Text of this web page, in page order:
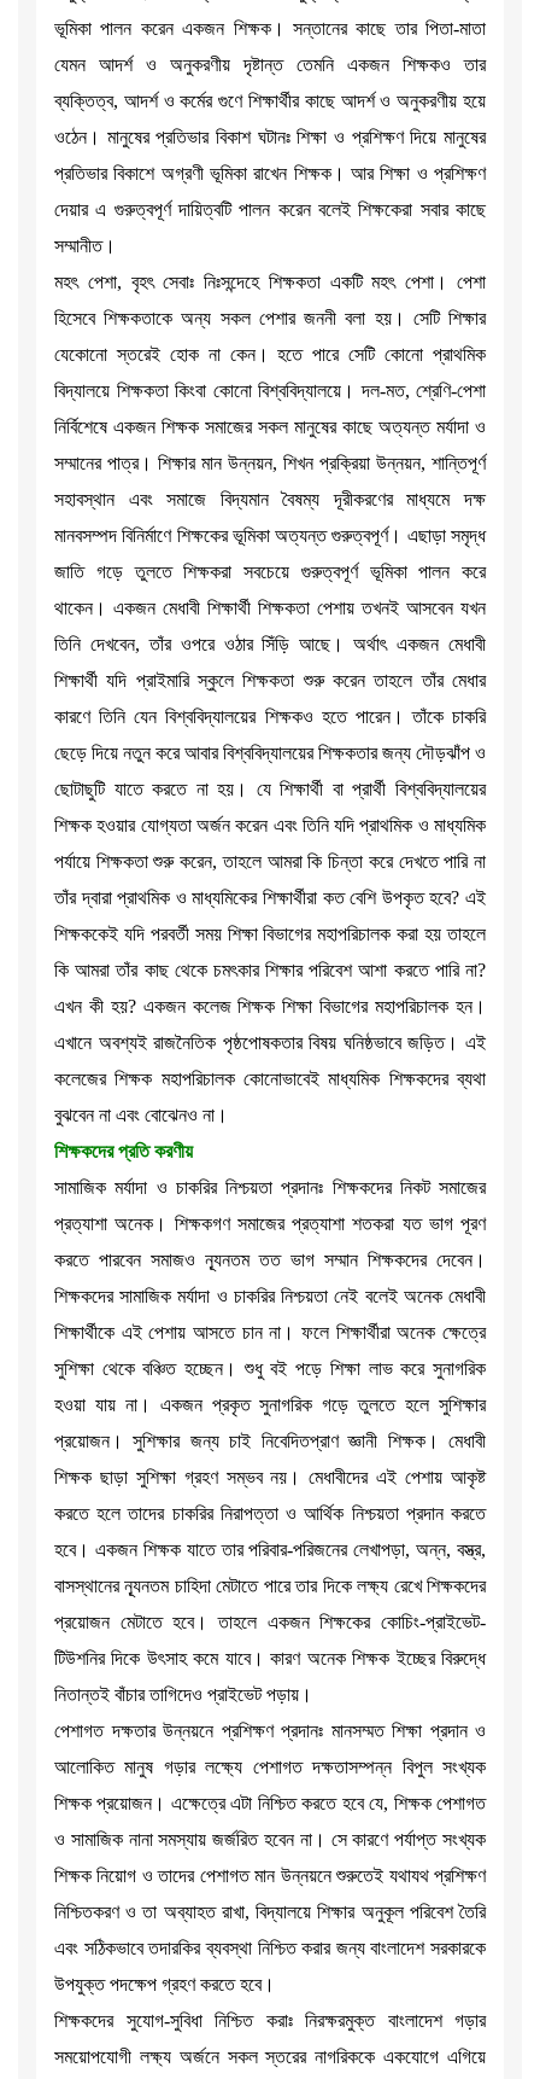
ভূমিকা পালন করেন একজন শিক্ষক। সন্তানের কাছে তার পিতা-মাতা
যেমন আদর্শ ও অনুকরণীয় দৃষ্টান্ত তেমনি একজন শিক্ষকও তার
ব্যক্তিত্ব, আদর্শ ও কর্মের গুণে শিক্ষার্থীর কাছে আদর্শ ও অনুকরণীয় হয়ে
ওঠেন। মানুষের প্রতিভার বিকাশ ঘটানঃ শিক্ষা ও প্রশিক্ষণ দিয়ে মানুষের
প্রতিভার বিকাশে অগ্রণী ভূমিকা রাখেন শিক্ষক। আর শিক্ষা ও প্রশিক্ষণ
দেয়ার এ গুরুত্বপূর্ণ দায়িত্বটি পালন করেন বলেই শিক্ষকেরা সবার কাছে
সম্মানীত।
মহৎ পেশা, বৃহৎ সেবাঃ নিঃসন্দেহে শিক্ষকতা একটি মহৎ পেশা। পেশা
হিসেবে শিক্ষকতাকে অন্য সকল পেশার জননী বলা হয়। সেটি শিক্ষার
যেকোনো স্তরেই হোক না কেন। হতে পারে সেটি কোনো প্রাথমিক
বিদ্যালয়ে শিক্ষকতা কিংবা কোনো বিশ্ববিদ্যালয়ে। দল-মত, শ্রেণি-পেশা
নির্বিশেষে একজন শিক্ষক সমাজের সকল মানুষের কাছে অত্যন্ত মর্যাদা ও
সম্মানের পাত্র। শিক্ষার মান উন্নয়ন, শিখন প্রক্রিয়া উন্নয়ন, শান্তিপূর্ণ
সহাবস্থান এবং সমাজে বিদ্যমান বৈষম্য দূরীকরণের মাধ্যমে দক্ষ
মানবসম্পদ বিনির্মাণে শিক্ষকের ভূমিকা অত্যন্ত গুরুত্বপূর্ণ। এছাড়া সমৃদ্ধ
জাতি গড়ে তুলতে শিক্ষকরা সবচেয়ে গুরুত্বপূর্ণ ভূমিকা পালন করে
থাকেন। একজন মেধাবী শিক্ষার্থী শিক্ষকতা পেশায় তখনই আসবেন যখন
তিনি দেখবেন, তাঁর ওপরে ওঠার সিঁড়ি আছে। অর্থাৎ একজন মেধাবী
শিক্ষার্থী যদি প্রাইমারি স্কুলে শিক্ষকতা শুরু করেন তাহলে তাঁর মেধার
কারণে তিনি যেন বিশ্ববিদ্যালয়ের শিক্ষকও হতে পারেন। তাঁকে চাকরি
ছেড়ে দিয়ে নতুন করে আবার বিশ্ববিদ্যালয়ের শিক্ষকতার জন্য দৌড়ঝাঁপ ও
ছোটাছুটি যাতে করতে না হয়। যে শিক্ষার্থী বা প্রার্থী বিশ্ববিদ্যালয়ের
শিক্ষক হওয়ার যোগ্যতা অর্জন করেন এবং তিনি যদি প্রাথমিক ও মাধ্যমিক
পর্যায়ে শিক্ষকতা শুরু করেন, তাহলে আমরা কি চিন্তা করে দেখতে পারি না
তাঁর দ্বারা প্রাথমিক ও মাধ্যমিকের শিক্ষার্থীরা কত বেশি উপকৃত হবে? এই
শিক্ষককেই যদি পরবর্তী সময় শিক্ষা বিভাগের মহাপরিচালক করা হয় তাহলে
কি আমরা তাঁর কাছ থেকে চমৎকার শিক্ষার পরিবেশ আশা করতে পারি না?
এখন কী হয়? একজন কলেজ শিক্ষক শিক্ষা বিভাগের মহাপরিচালক হন।
এখানে অবশ্যই রাজনৈতিক পৃষ্ঠপোষকতার বিষয় ঘনিষ্ঠভাবে জড়িত। এই
কলেজের শিক্ষক মহাপরিচালক কোনোভাবেই মাধ্যমিক শিক্ষকদের ব্যথা
বুঝবেন না এবং বোঝেনও না।
শিক্ষকদের প্রতি করণীয়
সামাজিক মর্যাদা ও চাকরির নিশ্চয়তা প্রদানঃ শিক্ষকদের নিকট সমাজের
প্রত্যাশা অনেক। শিক্ষকগণ সমাজের প্রত্যাশা শতকরা যত ভাগ পূরণ
করতে পারবেন সমাজও ন্যূনতম তত ভাগ সম্মান শিক্ষকদের দেবেন।
শিক্ষকদের সামাজিক মর্যাদা ও চাকরির নিশ্চয়তা নেই বলেই অনেক মেধাবী
শিক্ষার্থীকে এই পেশায় আসতে চান না। ফলে শিক্ষার্থীরা অনেক ক্ষেত্রে
সুশিক্ষা থেকে বঞ্চিত হচ্ছেন। শুধু বই পড়ে শিক্ষা লাভ করে সুনাগরিক
হওয়া যায় না। একজন প্রকৃত সুনাগরিক গড়ে তুলতে হলে সুশিক্ষার
প্রয়োজন। সুশিক্ষার জন্য চাই নিবেদিতপ্রাণ জ্ঞানী শিক্ষক। মেধাবী
শিক্ষক ছাড়া সুশিক্ষা গ্রহণ সম্ভব নয়। মেধাবীদের এই পেশায় আকৃষ্ট
করতে হলে তাদের চাকরির নিরাপত্তা ও আর্থিক নিশ্চয়তা প্রদান করতে
হবে। একজন শিক্ষক যাতে তার পরিবার-পরিজনের লেখাপড়া, অন্ন, বস্ত্র,
বাসস্থানের ন্যূনতম চাহিদা মেটাতে পারে তার দিকে লক্ষ্য রেখে শিক্ষকদের
প্রয়োজন মেটাতে হবে। তাহলে একজন শিক্ষকের কোচিং-প্রাইভেট-
টিউশনির দিকে উৎসাহ কমে যাবে। কারণ অনেক শিক্ষক ইচ্ছের বিরুদ্ধে
নিতান্তই বাঁচার তাগিদেও প্রাইভেট পড়ায়।
পেশাগত দক্ষতার উন্নয়নে প্রশিক্ষণ প্রদানঃ মানসম্মত শিক্ষা প্রদান ও
আলোকিত মানুষ গড়ার লক্ষ্যে পেশাগত দক্ষতাসম্পন্ন বিপুল সংখ্যক
শিক্ষক প্রয়োজন। এক্ষেত্রে এটা নিশ্চিত করতে হবে যে, শিক্ষক পেশাগত
ও সামাজিক নানা সমস্যায় জর্জরিত হবেন না। সে কারণে পর্যাপ্ত সংখ্যক
শিক্ষক নিয়োগ ও তাদের পেশাগত মান উন্নয়নে শুরুতেই যথাযথ প্রশিক্ষণ
নিশ্চিতকরণ ও তা অব্যাহত রাখা, বিদ্যালয়ে শিক্ষার অনুকূল পরিবেশ তৈরি
এবং সঠিকভাবে তদারকির ব্যবস্থা নিশ্চিত করার জন্য বাংলাদেশ সরকারকে
উপযুক্ত পদক্ষেপ গ্রহণ করতে হবে।
শিক্ষকদের সুযোগ-সুবিধা নিশ্চিত করাঃ নিরক্ষরমুক্ত বাংলাদেশ গড়ার
সময়োপযোগী লক্ষ্য অর্জনে সকল স্তরের নাগরিককে একযোগে এগিয়ে